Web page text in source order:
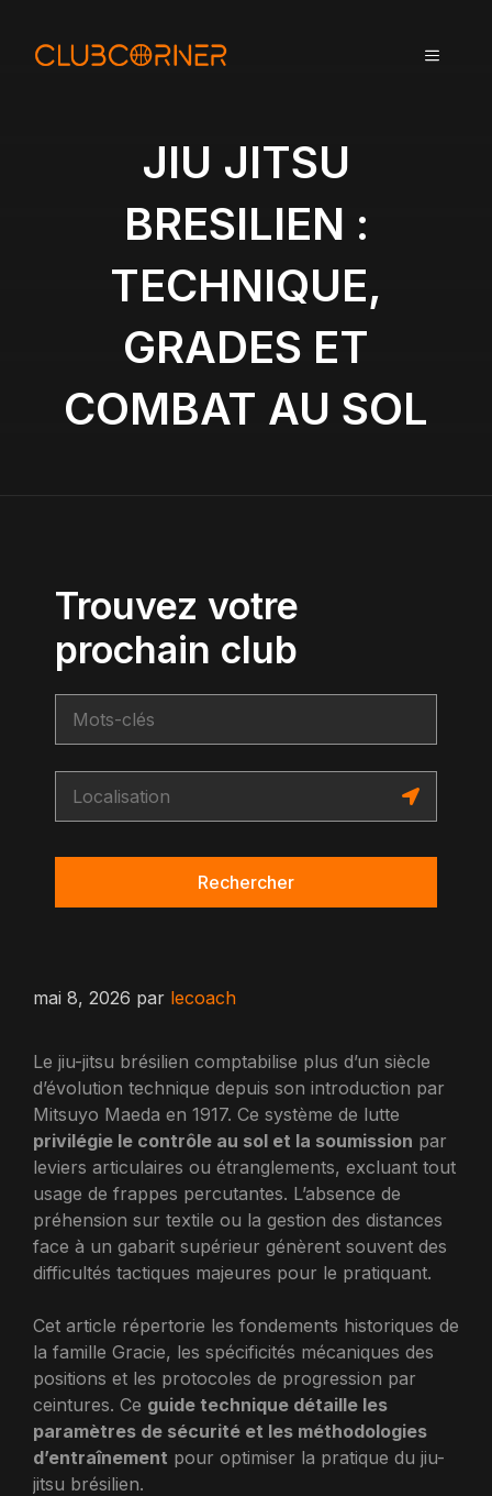
MENU
JIU JITSU
BRESILIEN :
TECHNIQUE,
GRADES ET
COMBAT AU SOL
Trouvez votre
prochain club
Rechercher
mai 8, 2026 par lecoach
Le jiu-jitsu brésilien comptabilise plus d’un siècle
d’évolution technique depuis son introduction par
Mitsuyo Maeda en 1917. Ce système de lutte
privilégie le contrôle au sol et la soumission par
leviers articulaires ou étranglements, excluant tout
usage de frappes percutantes. L’absence de
préhension sur textile ou la gestion des distances
face à un gabarit supérieur génèrent souvent des
difficultés tactiques majeures pour le pratiquant.
Cet article répertorie les fondements historiques de
la famille Gracie, les spécificités mécaniques des
positions et les protocoles de progression par
ceintures. Ce guide technique détaille les
paramètres de sécurité et les méthodologies
d’entraînement pour optimiser la pratique du jiu-
jitsu brésilien.